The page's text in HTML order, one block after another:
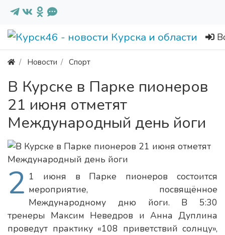
Новости Спорт
В Курске в Парке пионеров
21 июня отметят
Международный день йоги
2 1 июня в Парке пионеров состоится
мероприятие, посвящённое
Международному дню йоги. В 5:30
тренеры Максим Неведров и Анна Дуплина
проведут практику «108 приветствий солнцу»,